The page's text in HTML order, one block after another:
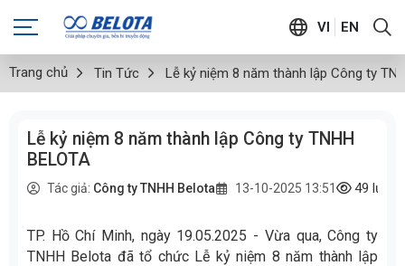
VI EN
Trang chủ Tin Tức Lễ kỷ niệm 8 năm thành lập Công ty
Lễ kỷ niệm 8 năm thành lập Công ty TNHH
BELOTA
Tác giả: Công ty TNHH Belota 13-10-2025 13:51 49 lượt
TP. Hồ Chí Minh, ngày 19.05.2025 - Vừa qua, Công ty
TNHH Belota đã tổ chức Lễ kỷ niệm 8 năm thành lập